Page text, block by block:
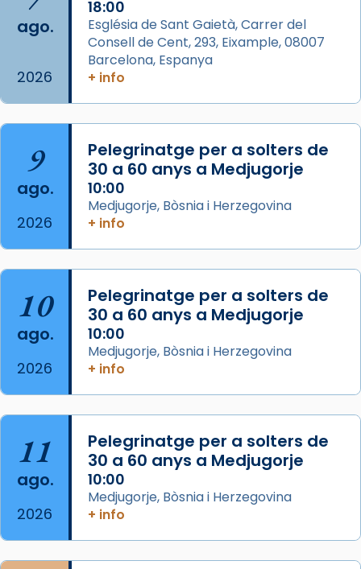
2 weeks ago
Aquest dilluns, 27 de juliol, ha tingut lloc la
missa d’acció de gràcies en agraïment al
comitè organitzador de la visita apostòlica
L’arquebisbe de Barcelona, el cardenal Joan
Josep Omella, ha presidit la missa i l’ha
concelebrat el bisbe auxiliar de Barcelona,
Mons. David Abadías.
📸 Dr. G. Simón
Foto
Arquebisbat de Barcelona
2 weeks ago
Memòria de les santes Juliana i
Acompanyant la història de sant Cugat, a
partir de l’Edat Mitjana sorgeix la tradició
que les santes Juliana (“relatiu a Júlia”) i
Semproniana (“relatiu a Semprònia =
eterna”) són deixebles seves. I l’any 1667, el
frare Joan Gaspar Roig, afirma en una obra
que les santes són filles de l’antiga Iluro.
Mataró en reivindicarà les relíq
ago.
2026
18:00
Església de Sant Gaietà, Carrer del
Consell de Cent, 293, Eixample, 08007
Barcelona, Espanya
+ info
9
ago.
2026
Pelegrinatge per a solters de
30 a 60 anys a Medjugorje
10:00
Medjugorje, Bòsnia i Herzegovina
+ info
10
ago.
2026
Pelegrinatge per a solters de
30 a 60 anys a Medjugorje
10:00
Medjugorje, Bòsnia i Herzegovina
+ info
11
ago.
2026
Pelegrinatge per a solters de
30 a 60 anys a Medjugorje
10:00
Medjugorje, Bòsnia i Herzegovina
+ info